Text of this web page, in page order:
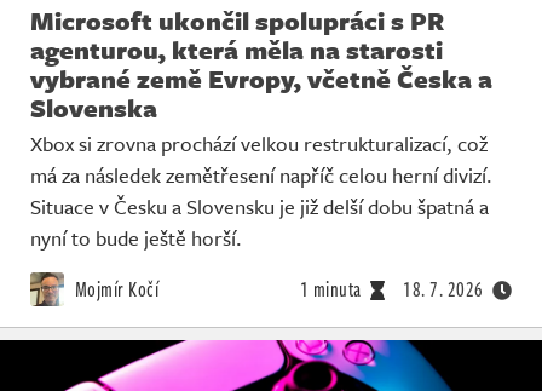
Databáze
Komunita
Redakce
Živě
Microsoft ukončil spolupráci s PR
agenturou, která měla na starosti
vybrané země Evropy, včetně Česka a
Slovenska
Xbox si zrovna prochází velkou restrukturalizací, což
má za následek zemětřesení napříč celou herní divizí.
Situace v Česku a Slovensku je již delší dobu špatná a
nyní to bude ještě horší.
Mojmír Kočí 1 minuta 18. 7. 2026